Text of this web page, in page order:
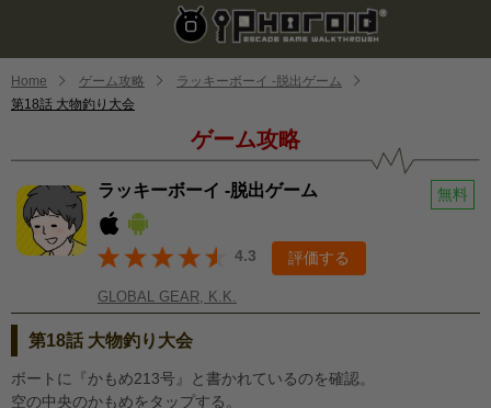
Mute
Home ゲーム攻略
ラッキーボーイ -脱出ゲーム
第18話 大物釣り大会
ゲーム攻略
ラッキーボーイ -脱出ゲーム 無料
4.3 評価する
GLOBAL GEAR, K.K.
第18話 大物釣り大会
ボートに『かもめ213号』と書かれているのを確認。
空の中央のかもめをタップする。